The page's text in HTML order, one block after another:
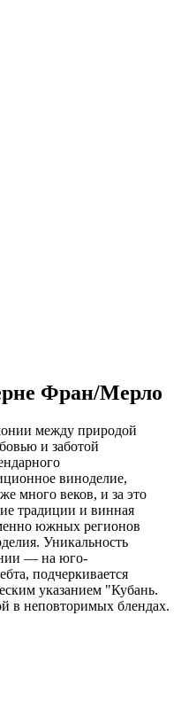
Фран/Мерло
между природой
и заботой
виноделие,
много веков, и за это
традиции и винная
южных регионов
Уникальность
— на юго-
подчеркивается
указанием "Кубань.
в неповторимых блендах.